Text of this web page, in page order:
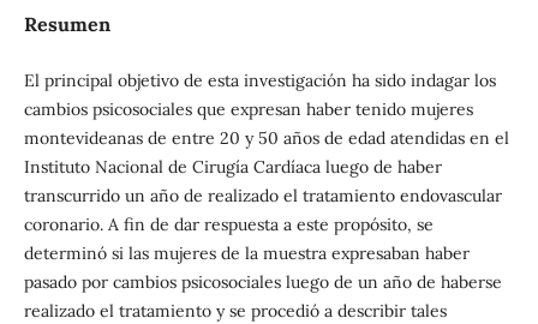
Resumen
El principal objetivo de esta investigación ha sido indagar los
cambios psicosociales que expresan haber tenido mujeres
montevideanas de entre 20 y 50 años de edad atendidas en el
Instituto Nacional de Cirugía Cardíaca luego de haber
transcurrido un año de realizado el tratamiento endovascular
coronario. A fin de dar respuesta a este propósito, se
determinó si las mujeres de la muestra expresaban haber
pasado por cambios psicosociales luego de un año de haberse
realizado el tratamiento y se procedió a describir tales